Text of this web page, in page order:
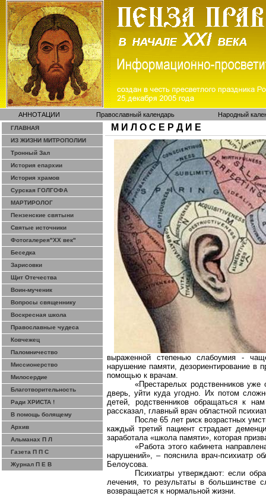
АННОТАЦИИ Православный календарь Народный
ГЛАВНАЯ
ИЗ ЖИЗНИ МИТРОПОЛИИ
Тронный Зал
История епархии
История храмов
Сурская ГОЛГОФА
МАРТИРОЛОГ
Пензенские святыни
Святые источники
Фотогалерея"ХХ век"
Беседка
Зарисовки
Щит Отечества
Воин-мученик
Вопросы священнику
Воскресная школа
Православные чудеса
Ковчежец
Паломничество
Миссионерство
Милосердие
Благотворительность
Ради ХРИСТА !
В помощь болящему
Архив
Альманах П Л
Газета П П С
Журнал П Е В
М И Л О С Е Р Д И Е
выраженной степенью слабоумия -
нарушение памяти,дезориентирование в
помощью к врачам.
«Престарелых родственников уже
дверь, уйти куда угодно. Их потом
детей, родственников обращаться к
рассказал, главный врач областной
После 65 лет риск возрастных
каждый третий пациент страдает
заработала «школа памяти», которая
«Работа этого кабинета
нарушений», – пояснила врач-психиатр
Белоусова.
Психиатры утверждают: если
лечения, то результаты в большинстве
возвращается к нормальной жизни.